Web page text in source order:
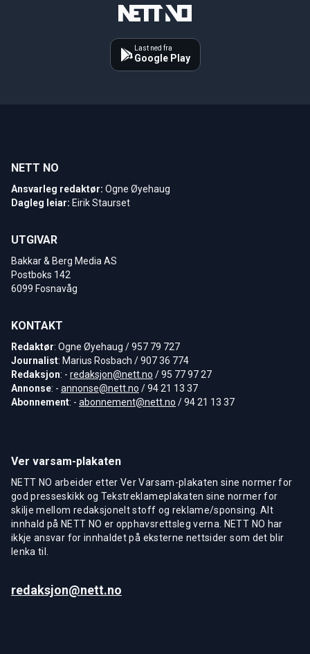
Last ned fra
Google Play
NETT NO
Ansvarleg redaktør: Ogne Øyehaug
Dagleg leiar: Eirik Staurset
UTGIVAR
Bakkar & Berg Media AS
Postboks 142
6099 Fosnavåg
KONTAKT
Redaktør: Ogne Øyehaug / 957 79 727
Journalist: Marius Rosbach / 907 36 774
Redaksjon: - redaksjon@nett.no / 95 77 97 27
Annonse: - annonse@nett.no / 94 21 13 37
Abonnement: - abonnement@nett.no / 94 21 13 37
Ver varsam-plakaten
NETT NO arbeider etter Ver Varsam-plakaten sine normer for
god presseskikk og Tekstreklameplakaten sine normer for
skilje mellom redaksjonelt stoff og reklame/sponsing. Alt
innhald på NETT NO er opphavsrettsleg verna. NETT NO har
ikkje ansvar for innhaldet på eksterne nettsider som det blir
lenka til.
redaksjon@nett.no